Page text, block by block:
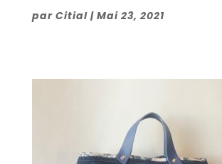
par Citial| Mai 23, 2021